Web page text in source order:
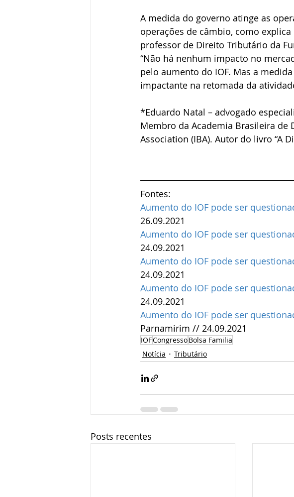
A medida do governo atinge as
operações de câmbio, como
professor de Direito Tributário da
“Não há nenhum impacto no
pelo aumento do IOF. Mas a
impactante na retomada da
*Eduardo Natal – advogado
Membro da Academia Brasileira de
Association (IBA). Autor do livro “A
Fontes:
Aumento do IOF pode ser
26.09.2021
Aumento do IOF pode ser
24.09.2021
Aumento do IOF pode ser
24.09.2021
Aumento do IOF pode ser
24.09.2021
Aumento do IOF pode ser
Parnamirim // 24.09.2021
IOFCongressoBolsa Familia
Notícia
Tributário
Posts recentes